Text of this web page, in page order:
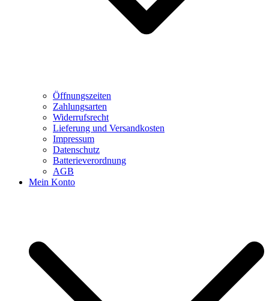
Öffnungszeiten
Zahlungsarten
Widerrufsrecht
Lieferung und Versandkosten
Impressum
Datenschutz
Batterieverordnung
AGB
Mein Konto